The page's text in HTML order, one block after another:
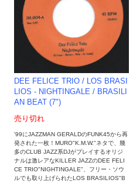
DEE FELICE TRIO / LOS BRASI
LIOS - NIGHTINGALE / BRASILI
AN BEAT (7")
売り切れ
'99にJAZZMAN GERALDのFUNK45から再
発された一枚！MURO"K.M.W."ネタで、幾
多のCLUB JAZZ系DJがプレイするオリジ
ナルは激レアなKILLER JAZZのDEE FELI
CE TRIO"NIGHTINGALE"、フリー・ソウ
ルでも取り上げられたLOS BRASILIOS"B